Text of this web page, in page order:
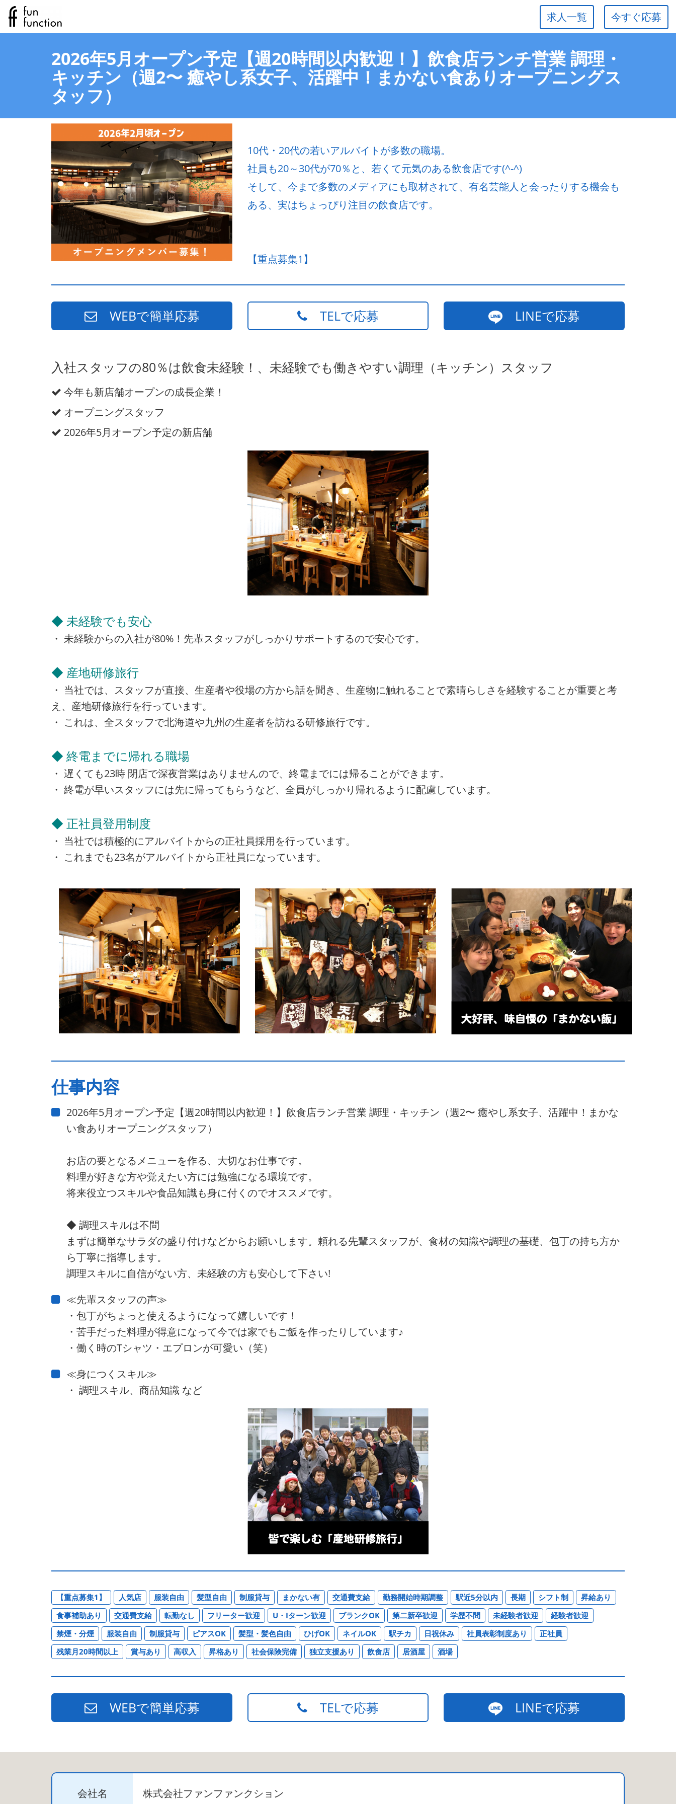
今すぐ応募
求人一覧
2026年5月オープン予定【週20時間以内歓迎！】飲食店ランチ営業 調理・
キッチン（週2〜 癒やし系女子、活躍中！まかない食ありオープニングス
タッフ）
10代・20代の若いアルバイトが多数の職場。
社員も20～30代が70％と、若くて元気のある飲食店です(^-^)
そして、今まで多数のメディアにも取材されて、有名芸能人と会ったりする機会も
ある、実はちょっぴり注目の飲食店です。
【重点募集1】
WEBで簡単応募 TELで応募 LINEで応募
入社スタッフの80％は飲食未経験！、未経験でも働きやすい調理（キッチン）スタッフ
今年も新店舗オープンの成長企業！
オープニングスタッフ
2026年5月オープン予定の新店舗
◆ 未経験でも安心
・ 未経験からの入社が80%！先輩スタッフがしっかりサポートするので安心です。
◆ 産地研修旅行
・ 当社では、スタッフが直接、生産者や役場の方から話を聞き、生産物に触れることで素晴らしさを経験することが重要と考
え、産地研修旅行を行っています。
・ これは、全スタッフで北海道や九州の生産者を訪ねる研修旅行です。
◆ 終電までに帰れる職場
・ 遅くても23時 閉店で深夜営業はありませんので、終電までには帰ることができます。
・ 終電が早いスタッフには先に帰ってもらうなど、全員がしっかり帰れるように配慮しています。
◆ 正社員登用制度
・ 当社では積極的にアルバイトからの正社員採用を行っています。
・ これまでも23名がアルバイトから正社員になっています。
仕事内容
2026年5月オープン予定【週20時間以内歓迎！】飲食店ランチ営業 調理・キッチン（週2〜 癒やし系女子、活躍中！まかな
い食ありオープニングスタッフ）
お店の要となるメニューを作る、大切なお仕事です。
料理が好きな方や覚えたい方には勉強になる環境です。
将来役立つスキルや食品知識も身に付くのでオススメです。
◆ 調理スキルは不問
まずは簡単なサラダの盛り付けなどからお願いします。頼れる先輩スタッフが、食材の知識や調理の基礎、包丁の持ち方か
ら丁寧に指導します。
調理スキルに自信がない方、未経験の方も安心して下さい!
≪先輩スタッフの声≫
・包丁がちょっと使えるようになって嬉しいです！
・苦手だった料理が得意になって今では家でもご飯を作ったりしています♪
・働く時のTシャツ・エプロンが可愛い（笑）
≪身につくスキル≫
・ 調理スキル、商品知識 など
【重点募集1】 人気店 服装自由 髪型自由 制服貸与 まかない有 交通費支給 勤務開始時期調整 駅近5分以内 長期 シフト制
昇給あり
食事補助あり
交通費支給 転勤なし フリーター歓迎 U・Iターン歓迎 ブランクOK 第二新卒歓迎 学歴不問 未経験者歓迎
経験者歓迎
禁煙・分煙
服装自由 制服貸与 ピアスOK 髪型・髪色自由 ひげOK ネイルOK 駅チカ 日祝休み 社員表彰制度あり
正社員
残業月20時間以上
賞与あり 高収入 昇格あり 社会保険完備 独立支援あり 飲食店 居酒屋 酒場
WEBで簡単応募 TELで応募 LINEで応募
会社名 株式会社ファンファンクション